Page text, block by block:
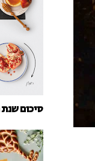
סיכום